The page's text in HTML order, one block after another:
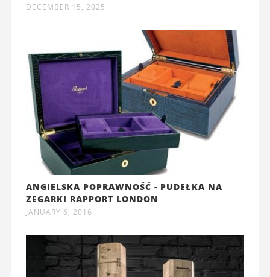
DECEMBER 15, 2025
ANGIELSKA POPRAWNOŚĆ - PUDEŁKA NA
ZEGARKI RAPPORT LONDON
JANUARY 6, 2016